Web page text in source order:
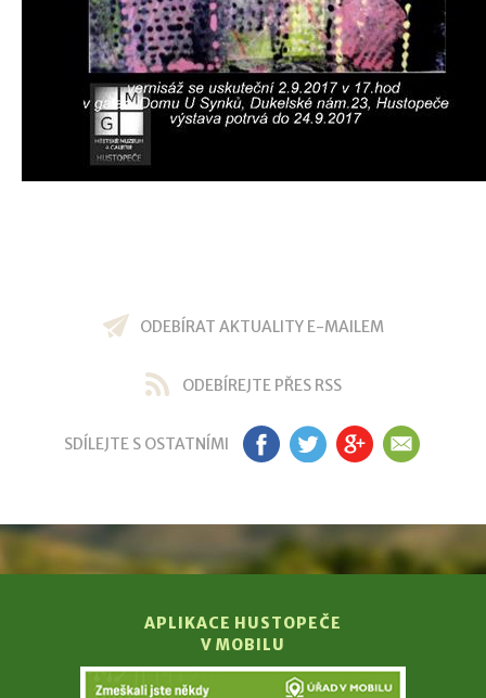
ODEBÍRAT AKTUALITY E-MAILEM
ODEBÍREJTE PŘES RSS
SDÍLEJTE S OSTATNÍMI FB TW GP EM
APLIKACE HUSTOPEČE
V MOBILU